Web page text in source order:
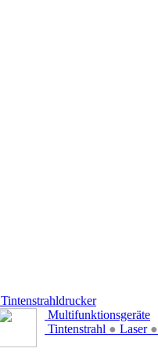
Tintenstrahldrucker
Multifunktionsgeräte
Tintenstrahl ● Laser ●